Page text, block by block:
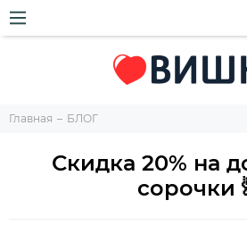
Главная БЛОГ
Скидка 20% на
сорочки